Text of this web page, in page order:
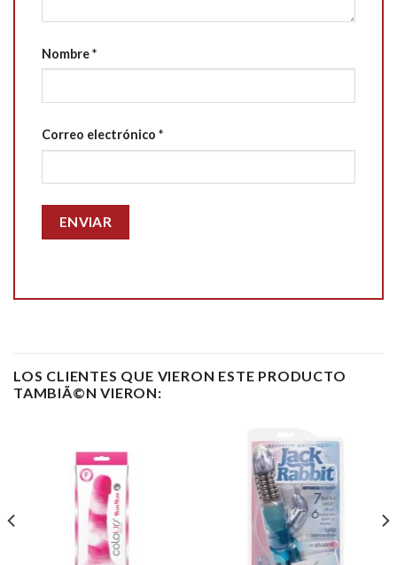
Nombre*
Correo electrónico *
LOS CLIENTES QUE VIERON ESTE PRODUCTO
TAMBIÃ©N VIERON: